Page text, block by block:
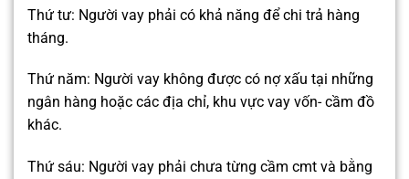
Thứ tư: Người vay phải có khả năng để chi trả hàng
tháng.
Thứ năm: Người vay không được có nợ xấu tại những
ngân hàng hoặc các địa chỉ, khu vực vay vốn- cầm đồ
khác.
Thứ sáu: Người vay phải chưa từng cầm cmt và bằng